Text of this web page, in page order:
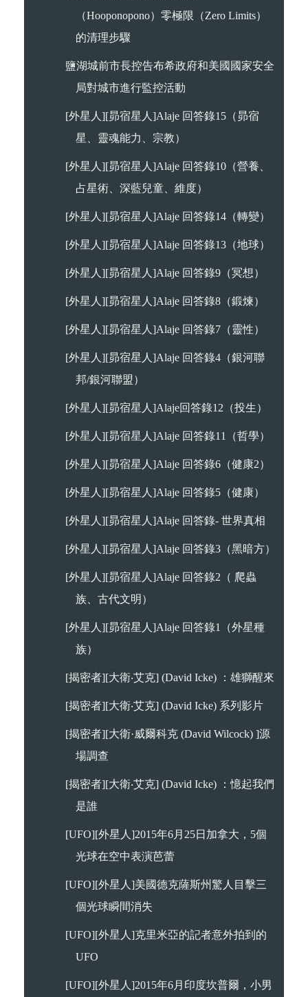
（Hooponopono）零極限（Zero Limits）
的清理步驟
鹽湖城前市長控告布希政府和美國國家安全
局對城市進行監控活動
[外星人][昴宿星人]Alaje 回答錄15（昴宿
星、靈魂能力、宗教）
[外星人][昴宿星人]Alaje 回答錄10（營養、
占星術、深藍兒童、維度）
[外星人][昴宿星人]Alaje 回答錄14（轉變）
[外星人][昴宿星人]Alaje 回答錄13（地球）
[外星人][昴宿星人]Alaje 回答錄9（冥想）
[外星人][昴宿星人]Alaje 回答錄8（鍛煉）
[外星人][昴宿星人]Alaje 回答錄7（靈性）
[外星人][昴宿星人]Alaje 回答錄4（銀河聯
邦/銀河聯盟）
[外星人][昴宿星人]Alaje回答錄12（投生）
[外星人][昴宿星人]Alaje 回答錄11（哲學）
[外星人][昴宿星人]Alaje 回答錄6（健康2）
[外星人][昴宿星人]Alaje 回答錄5（健康）
[外星人][昴宿星人]Alaje 回答錄- 世界真相
[外星人][昴宿星人]Alaje 回答錄3（黑暗方）
[外星人][昴宿星人]Alaje 回答錄2（ 爬蟲
族、古代文明）
[外星人][昴宿星人]Alaje 回答錄1（外星種
族）
[揭密者][大衛‧艾克] (David Icke) ：雄獅醒來
[揭密者][大衛‧艾克] (David Icke) 系列影片
[揭密者][大衛·威爾科克 (David Wilcock) ]源
場調查
[揭密者][大衛‧艾克] (David Icke) ：憶起我們
是誰
[UFO][外星人]2015年6月25日加拿大，5個
光球在空中表演芭蕾
[UFO][外星人]美國德克薩斯州驚人目擊三
個光球瞬間消失
[UFO][外星人]克里米亞的記者意外拍到的
UFO
[UFO][外星人]2015年6月印度坎普爾，小男